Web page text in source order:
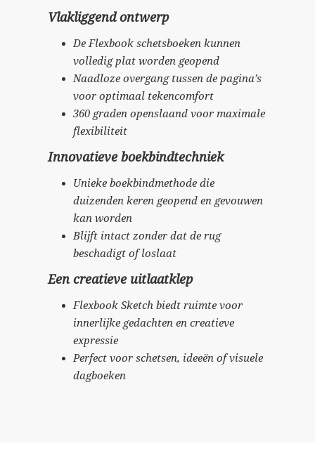
Vlakliggend ontwerp
De Flexbook schetsboeken kunnen
volledig plat worden geopend
Naadloze overgang tussen de pagina’s
voor optimaal tekencomfort
360 graden openslaand voor maximale
flexibiliteit
Innovatieve boekbindtechniek
Unieke boekbindmethode die
duizenden keren geopend en gevouwen
kan worden
Blijft intact zonder dat de rug
beschadigt of loslaat
Een creatieve uitlaatklep
Flexbook Sketch biedt ruimte voor
innerlijke gedachten en creatieve
expressie
Perfect voor schetsen, ideeën of visuele
dagboeken